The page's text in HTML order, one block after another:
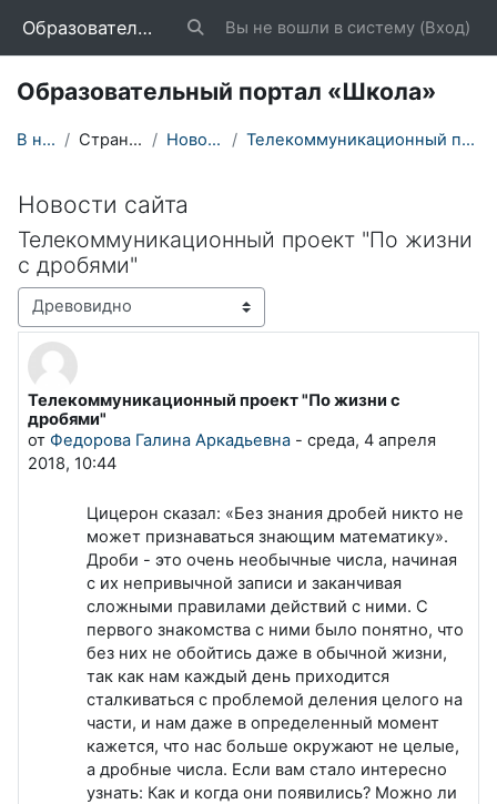
Образовательный портал «Школа» Изменить данные поисковой строки
Вы не вошли в систему (Вход)
Образовательный портал «Школа»
В начало Страницы сайта Новости сайта Телекоммуникационный проект "По жизни с дробями"
Новости сайта
Телекоммуникационный проект "По жизни
с дробями"
Режим отображения
Телекоммуникационный проект "По жизни с
дробями"
от Федорова Галина Аркадьевна - среда, 4 апреля
2018, 10:44
Количество ответов: 0
Цицерон сказал: «Без знания дробей никто не
может признаваться знающим математику».
Дроби - это очень необычные числа, начиная
с их непривычной записи и заканчивая
сложными правилами действий с ними. С
первого знакомства с ними было понятно, что
без них не обойтись даже в обычной жизни,
так как нам каждый день приходится
сталкиваться с проблемой деления целого на
части, и нам даже в определенный момент
кажется, что нас больше окружают не целые,
а дробные числа. Если вам стало интересно
узнать: Как и когда они появились? Можно ли